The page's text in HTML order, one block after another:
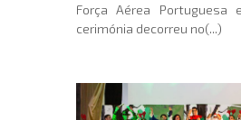
Força Aérea Portuguesa
cerimónia decorreu no(...)